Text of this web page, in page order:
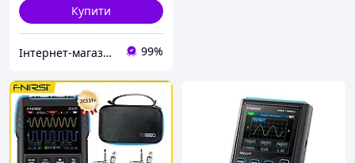
Купити
Інтернет-магазин Смарт Хаус 99%